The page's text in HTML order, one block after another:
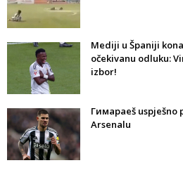
Mediji u Španiji
očekivanu odluku:
izbor!
Гимараeš uspješno
Arsenalu